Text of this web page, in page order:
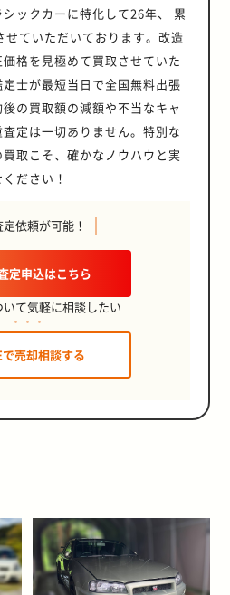
ックカーに特化して26年、 累
ていただいております。改造
格を見極めて買取させていた
士が最短当日で全国無料出張
の買取額の減額や不当なキャ
定は一切ありません。特別な
取こそ、確かなノウハウと実
ださい！
依頼が可能！
定申込はこちら
いて気軽に相談したい
売却相談する